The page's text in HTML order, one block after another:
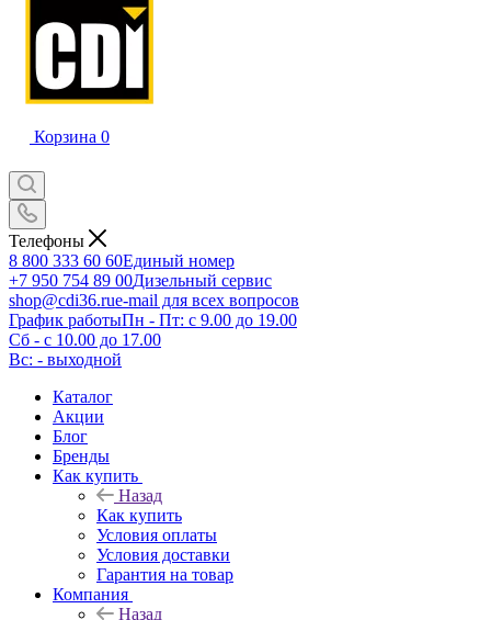
Корзина 0
Телефоны
8 800 333 60 60Единый номер
+7 950 754 89 00Дизельный сервис
shop@cdi36.rue-mail для всех вопросов
График работыПн - Пт: с 9.00 до 19.00
Сб - с 10.00 до 17.00
Вс: - выходной
Каталог
Акции
Блог
Бренды
Как купить
Назад
Как купить
Условия оплаты
Условия доставки
Гарантия на товар
Компания
Назад